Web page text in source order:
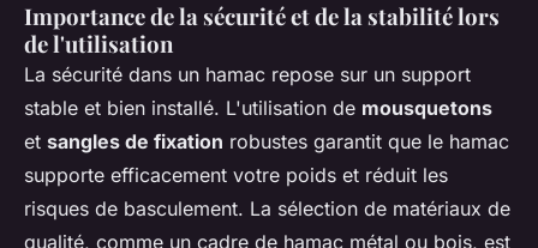
Importance de la sécurité et de la stabilité lors
de l'utilisation
La sécurité dans un hamac repose sur un support
stable et bien installé. L'utilisation de mousquetons
et sangles de fixation robustes garantit que le hamac
supporte efficacement votre poids et réduit les
risques de basculement. La sélection de matériaux de
qualité, comme un cadre de hamac métal ou bois, est